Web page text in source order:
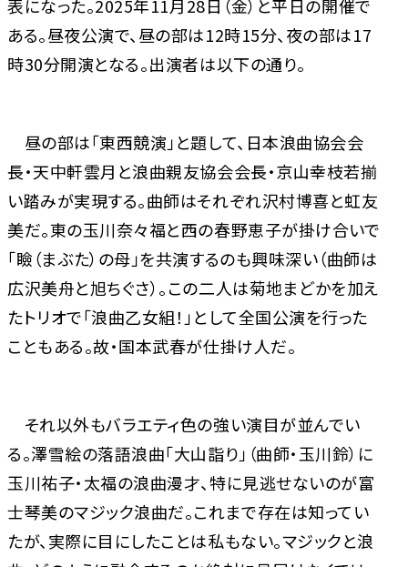
表になった。2025年11月28日（金）と平日の開催で
ある。昼夜公演で、昼の部は12時15分、夜の部は17
時30分開演となる。出演者は以下の通り。
昼の部は「東西競演」と題して、日本浪曲協会会
長・天中軒雲月と浪曲親友協会会長・京山幸枝若揃
い踏みが実現する。曲師はそれぞれ沢村博喜と虹友
美だ。東の玉川奈々福と西の春野恵子が掛け合いで
「瞼（まぶた）の母」を共演するのも興味深い（曲師は
広沢美舟と旭ちぐさ）。この二人は菊地まどかを加え
たトリオで「浪曲乙女組！」として全国公演を行った
こともある。故・国本武春が仕掛け人だ。
それ以外もバラエティ色の強い演目が並んでい
る。澤雪絵の落語浪曲「大山詣り」（曲師・玉川鈴）に
玉川祐子・太福の浪曲漫才、特に見逃せないのが富
士琴美のマジック浪曲だ。これまで存在は知ってい
たが、実際に目にしたことは私もない。マジックと浪